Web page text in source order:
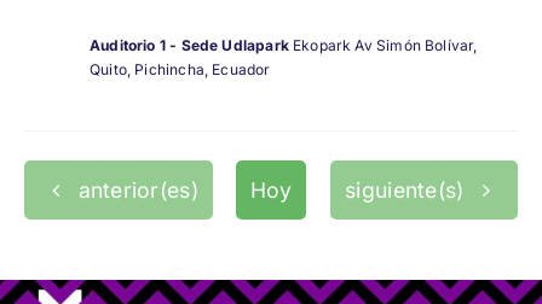
Auditorio 1 - Sede Udlapark Ekopark Av Simón Bolívar,
Quito, Pichincha, Ecuador
Eventos
anterior(es) Hoy Eventos
siguiente(s)